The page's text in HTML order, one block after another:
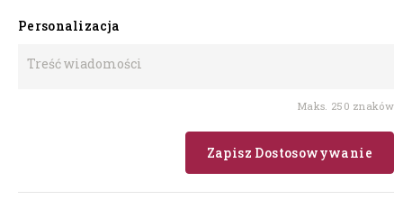
Personalizacja
Maks. 250 znaków
Zapisz Dostosowywanie